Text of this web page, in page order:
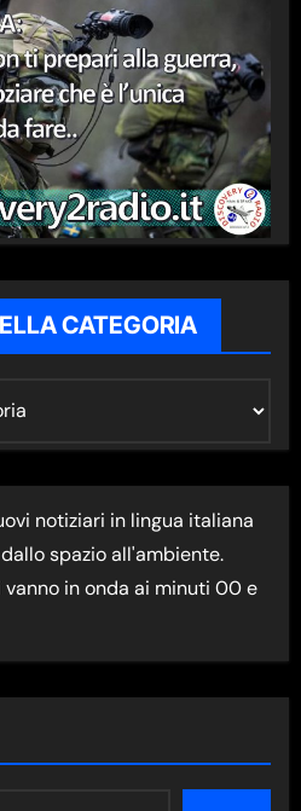
CATEGORIA
notiziari in lingua italiana
spazio all'ambiente.
in onda ai minuti 00 e